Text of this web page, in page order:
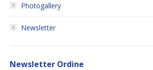
Photogallery
Newsletter
Newsletter Ordine